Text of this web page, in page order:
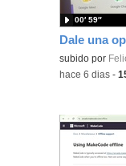
Contenido
subido por
00′ 59″
-hace 6 dias-